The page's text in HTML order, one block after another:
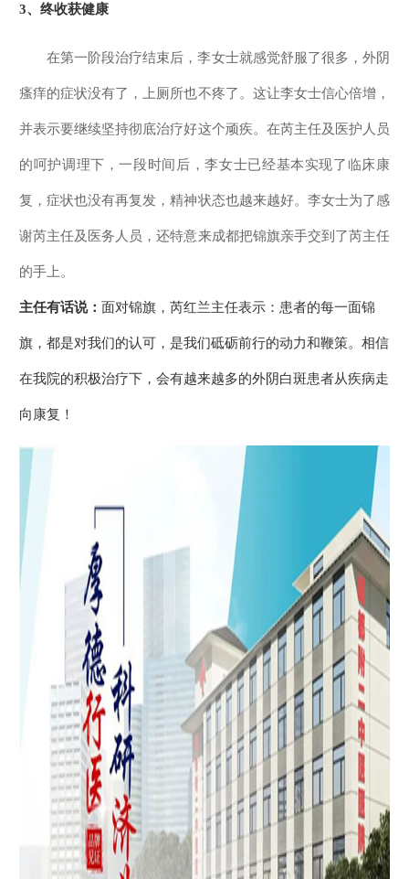
3、 终收获健康
在第一阶段治疗结束后，李女士就感觉舒服了很多，外阴
瘙痒的症状没有了，上厕所也不疼了。这让李女士信心倍增，
并表示要继续坚持彻底治疗好这个顽疾。在芮主任及医护人员
的呵护调理下，一段时间后，李女士已经基本实现了临床康
复，症状也没有再复发，精神状态也越来越好。李女士为了感
谢芮主任及医务人员，还特意来成都把锦旗亲手交到了芮主任
的手上。
主任有话说： 面对锦旗，芮红兰主任表示：患者的每一面锦
旗，都是对我们的认可，是我们砥砺前行的动力和鞭策。相信
在我院的积极治疗下，会有越来越多的外阴白斑患者从疾病走
向康复！